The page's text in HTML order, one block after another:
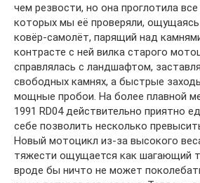
чем резвости, но она проглотила
которых мы её проверяли,
ковёр-самолёт, парящий над
контрасте с ней вилка старого
справлялась с ландшафтом,
свободных камнях, а быстрые
мощные пробои. На более плавной
1991 RD04 действительно приятно
себе позволить несколько
Новый мотоцикл из-за высокого
тяжести ощущается как шагающий
вроде бы ничто не может